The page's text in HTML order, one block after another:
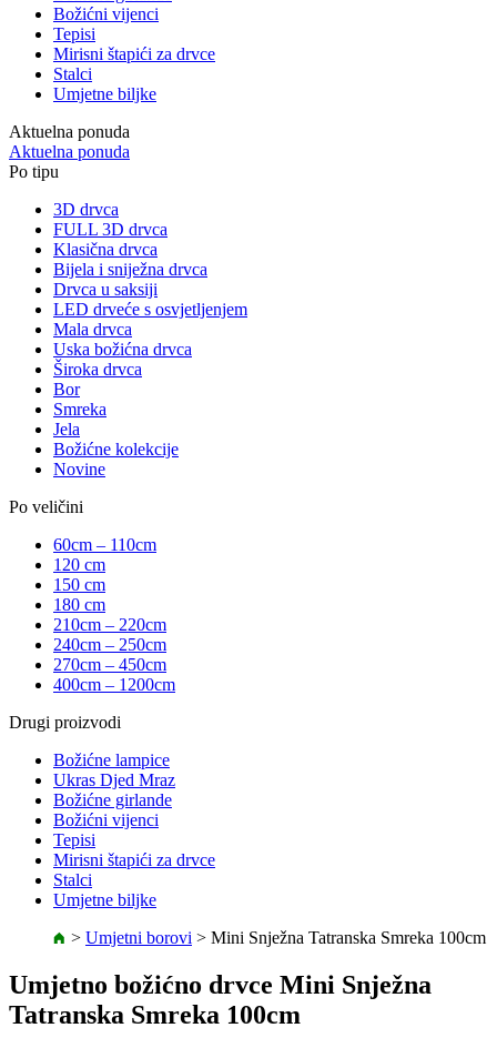
Božićni vijenci
Tepisi
Mirisni štapići za drvce
Stalci
Umjetne biljke
Aktuelna ponuda
Aktuelna ponuda
Po tipu
3D drvca
FULL 3D drvca
Klasična drvca
Bijela i sniježna drvca
Drvca u saksiji
LED drveće s osvjetljenjem
Mala drvca
Uska božićna drvca
Široka drvca
Bor
Smreka
Jela
Božićne kolekcije
Novine
Po veličini
60cm – 110cm
120 cm
150 cm
180 cm
210cm – 220cm
240cm – 250cm
270cm – 450cm
400cm – 1200cm
Drugi proizvodi
Božićne lampice
Ukras Djed Mraz
Božićne girlande
Božićni vijenci
Tepisi
Mirisni štapići za drvce
Stalci
Umjetne biljke
> Umjetni borovi > Mini Snježna Tatranska Smreka 100cm
Umjetno božićno drvce Mini Snježna
Tatranska Smreka 100cm